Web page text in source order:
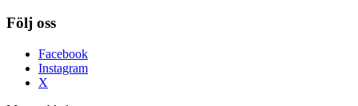
Följ oss
Facebook
Instagram
X